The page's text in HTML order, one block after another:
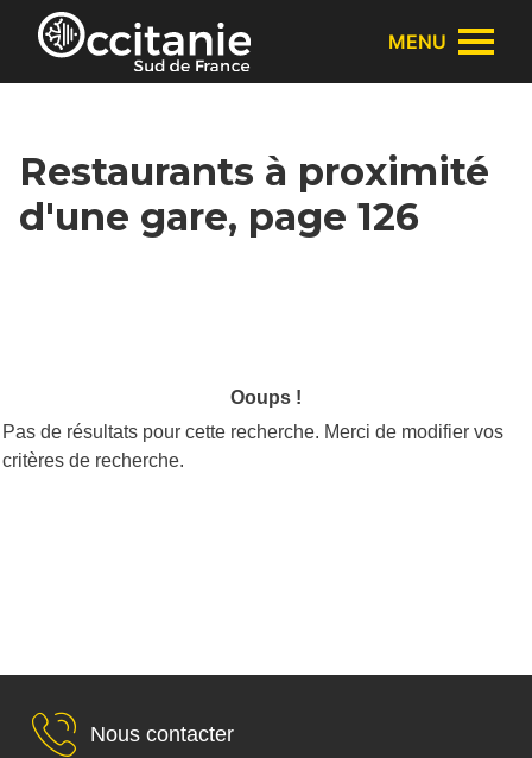
Panneau de gestion des cookies
MENU
Restaurants à proximité
d'une gare, page 126
Ooups !
Pas de résultats pour cette recherche. Merci de modifier vos
critères de recherche.
Nous contacter